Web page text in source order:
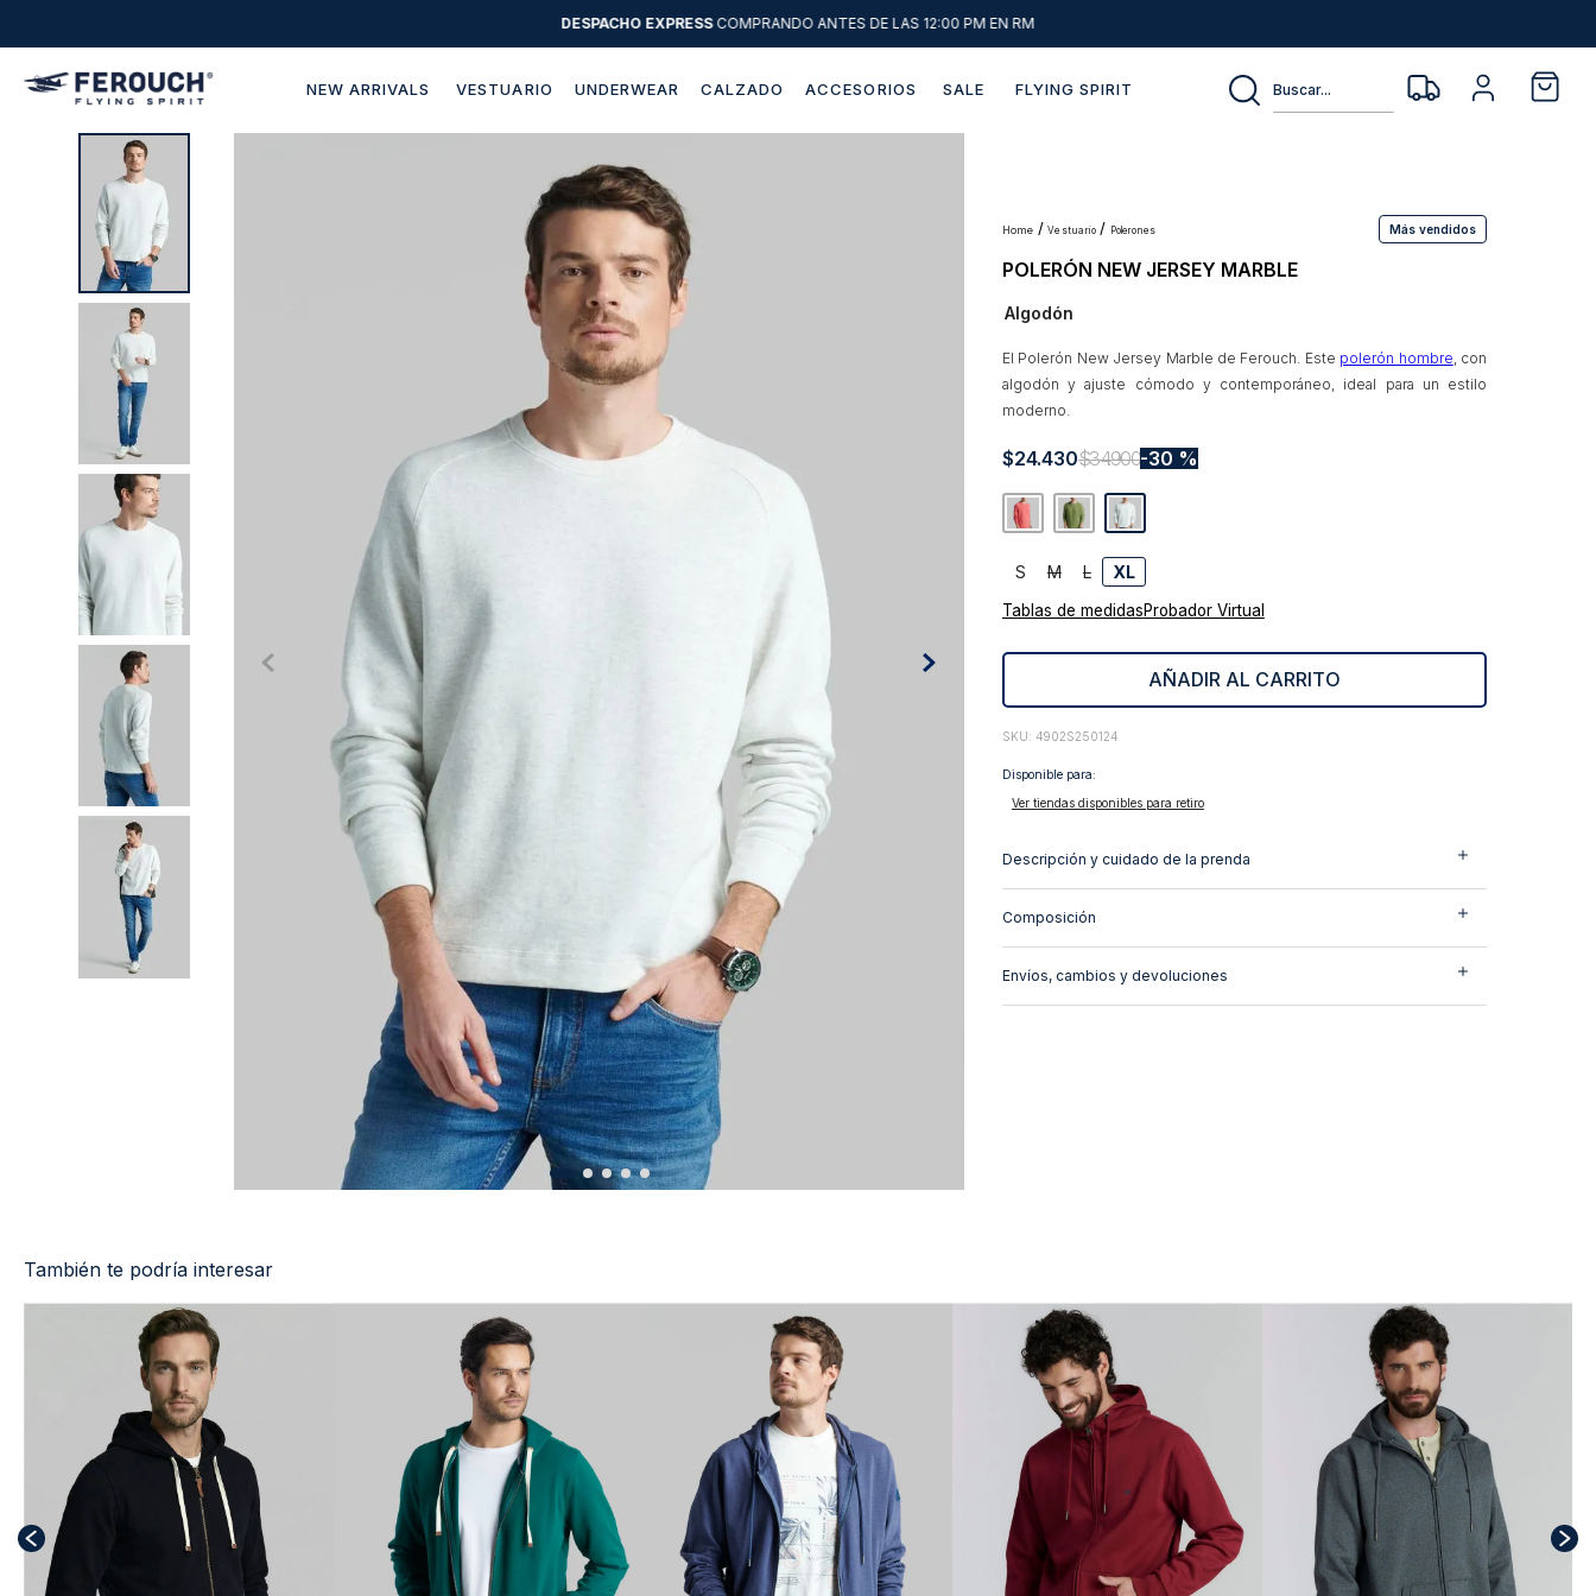
DESPACHO EXPRESSCOMPRANDO ANTES DE LAS 12:00 PM EN RM
NEW ARRIVALS VESTUARIO UNDERWEAR CALZADO ACCESORIOS SALE FLYING SPIRIT
Buscar...
vestuario polerones Más vendidos
POLERÓN NEW JERSEY MARBLE
Algodón
El Polerón New Jersey Marble de Ferouch. Este polerón hombre, con
algodón y ajuste cómodo y contemporáneo, ideal para un estilo
moderno.
$24.430$34.900 30 %
S M L XL
Tablas de medidasProbador Virtual
AÑADIR AL CARRITO
: 4902S250124
Disponible para:
Ver tiendas disponibles para retiro
Descripción y cuidado de la prenda
Composición
Envíos, cambios y devoluciones
También te podría interesar
blazer
poleron
abrigo